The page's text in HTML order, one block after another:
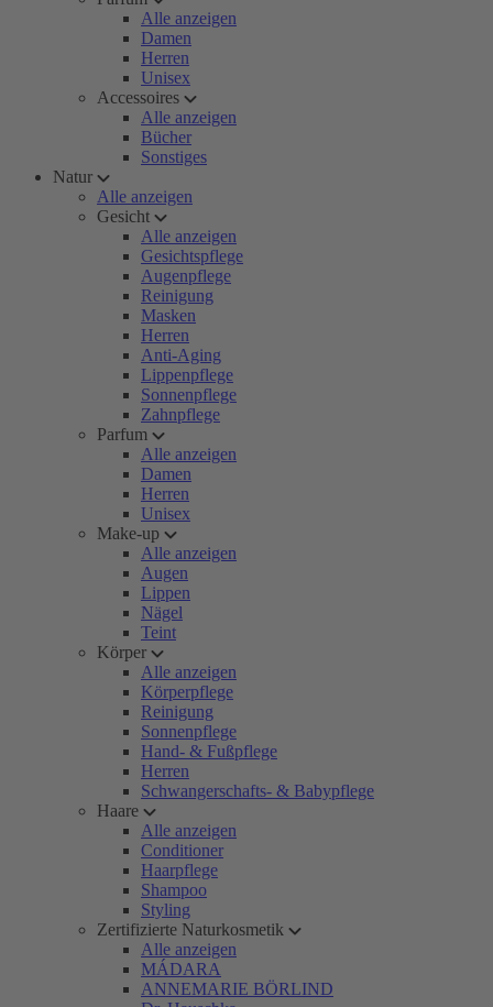
Alle anzeigen
Damen
Herren
Unisex
Accessoires
Alle anzeigen
Bücher
Sonstiges
Natur
Alle anzeigen
Gesicht
Alle anzeigen
Gesichtspflege
Augenpflege
Reinigung
Masken
Herren
Anti-Aging
Lippenpflege
Sonnenpflege
Zahnpflege
Parfum
Alle anzeigen
Damen
Herren
Unisex
Make-up
Alle anzeigen
Augen
Lippen
Nägel
Teint
Körper
Alle anzeigen
Körperpflege
Reinigung
Sonnenpflege
Hand- & Fußpflege
Herren
Schwangerschafts- & Babypflege
Haare
Alle anzeigen
Conditioner
Haarpflege
Shampoo
Styling
Zertifizierte Naturkosmetik
Alle anzeigen
MÁDARA
ANNEMARIE BÖRLIND